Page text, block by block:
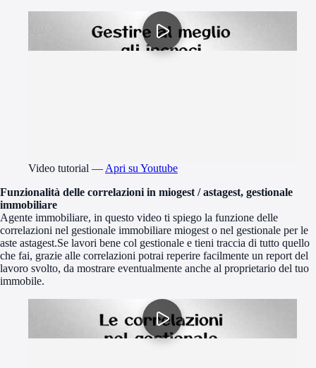
Video tutorial — Apri su Youtube
Funzionalità delle correlazioni in miogest / astagest, gestionale
immobiliare
Agente immobiliare, in questo video ti spiego la funzione delle
correlazioni nel gestionale immobiliare miogest o nel gestionale per le
aste astagest.Se lavori bene col gestionale e tieni traccia di tutto quello
che fai, grazie alle correlazioni potrai reperire facilmente un report del
lavoro svolto, da mostrare eventualmente anche al proprietario del tuo
immobile.